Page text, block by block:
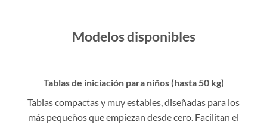
Modelos disponibles
Tablas de iniciación para niños (hasta 50 kg)
Tablas compactas y muy estables, diseñadas para los
más pequeños que empiezan desde cero. Facilitan el